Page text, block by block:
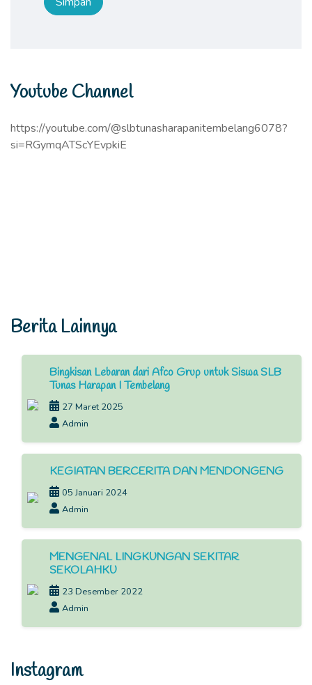
Youtube Channel
https://youtube.com/@slbtunasharapanitembelang6078?
si=RGymqATScYEvpkiE
Berita Lainnya
Bingkisan Lebaran dari Afco Grup untuk Siswa SLB
Tunas Harapan I Tembelang
27 Maret 2025
Admin
KEGIATAN BERCERITA DAN MENDONGENG
05 Januari 2024
Admin
MENGENAL LINGKUNGAN SEKITAR
SEKOLAHKU
23 Desember 2022
Admin
Instagram